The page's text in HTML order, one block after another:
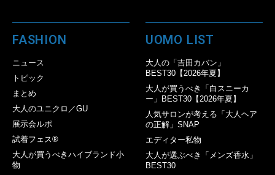
FASHION
ニュース
トピック
まとめ
大人のユニクロ／GU
展示会ルポ
試着フェス®︎
大人が買うべきハイブランド小
物
UOMO LIST
大人の「吉田カバン」
BEST30【2026年夏】
大人が買うべき「白スニーカ
ー」BEST30【2026年夏】
人気サロンが考える「大人ヘア
の正解」SNAP
エディター私物
大人が選ぶべき「メンズ香水」
BEST30